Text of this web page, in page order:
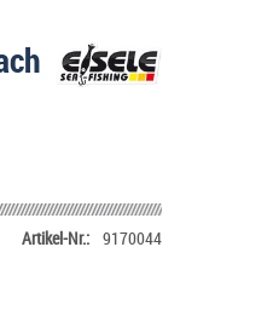
Artikel-Nr.: 9170044